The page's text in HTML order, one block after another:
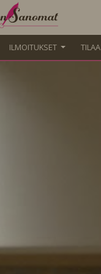
ILMOITUKSET